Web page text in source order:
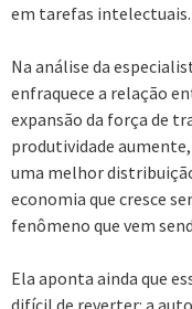
em tarefas intelectuais.
Na análise da
enfraquece a relação
expansão da força de
produtividade
uma melhor
economia que cresce
fenômeno que vem
Ela aponta ainda que
difícil de reverter: a